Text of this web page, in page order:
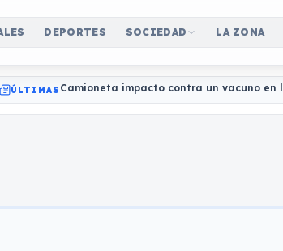
DEPORTES SOCIEDAD LA ZONA
ÚLTIMAS Camioneta impacto contra un vacuno en